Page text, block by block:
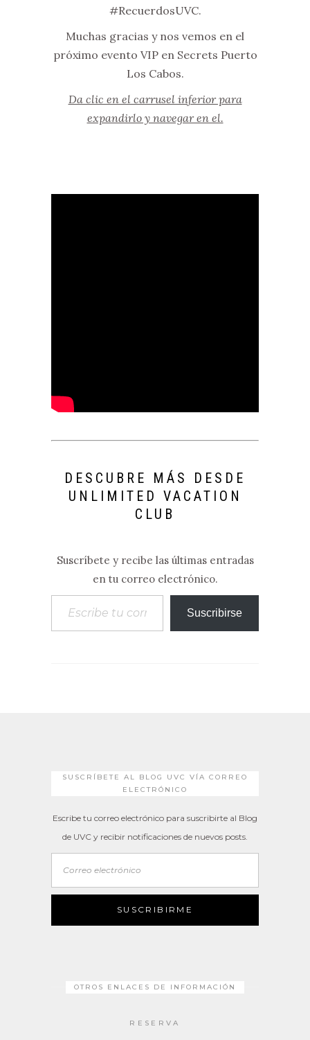
#RecuerdosUVC.
Muchas gracias y nos vemos en el
próximo evento VIP en Secrets Puerto
Los Cabos.
Da clic en el carrusel inferior para
expandirlo y navegar en el.
DESCUBRE MÁS DESDE
UNLIMITED VACATION
CLUB
Suscríbete y recibe las últimas entradas
en tu correo electrónico.
Escribe tu correo electrónico…
Suscribirse
SUSCRÍBETE AL BLOG UVC VÍA CORREO
ELECTRÓNICO
Escribe tu correo electrónico para suscribirte al Blog
de UVC y recibir notificaciones de nuevos posts.
SUSCRIBIRME
OTROS ENLACES DE INFORMACIÓN
RESERVA